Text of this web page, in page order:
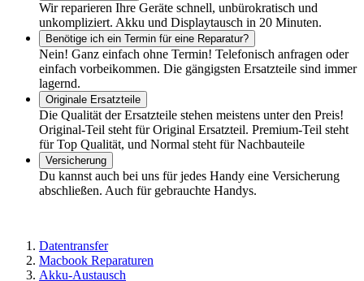
Wir reparieren Ihre Geräte schnell, unbürokratisch und
unkompliziert. Akku und Displaytausch in 20 Minuten.
Benötige ich ein Termin für eine Reparatur?
Nein! Ganz einfach ohne Termin! Telefonisch anfragen oder
einfach vorbeikommen. Die gängigsten Ersatzteile sind immer
lagernd.
Originale Ersatzteile
Die Qualität der Ersatzteile stehen meistens unter den Preis!
Original-Teil steht für Original Ersatzteil. Premium-Teil steht
für Top Qualität, und Normal steht für Nachbauteile
Versicherung
Du kannst auch bei uns für jedes Handy eine Versicherung
abschließen. Auch für gebrauchte Handys.
Datentransfer
Macbook Reparaturen
Akku-Austausch